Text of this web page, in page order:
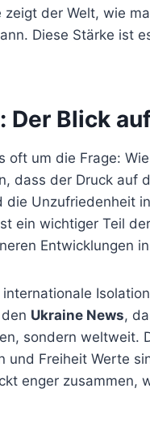
der Welt, wie
Diese Stärke ist
Der Blick
oft um die Frage:
dass der Druck auf
Unzufriedenheit
ein wichtiger Teil
Entwicklungen
Ukraine News,
sondern weltweit.
und Freiheit Werte
enger zusammen,